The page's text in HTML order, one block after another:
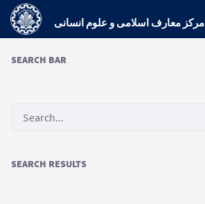
مرکز معارف اسلامی و علوم انسانی
SEARCH BAR
SEARCH RESULTS